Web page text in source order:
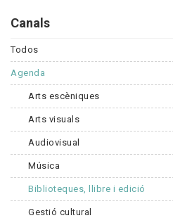
Canals
Todos
Agenda
Arts escèniques
Arts visuals
Audiovisual
Música
Biblioteques, llibre i edició
Gestió cultural